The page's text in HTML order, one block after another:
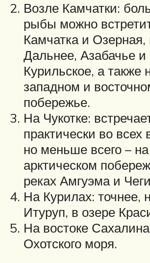
Возле Камчатки:
рыбы можно
Камчатка и Озерная,
Дальнее, Азабачье и
Курильское, а также
западном и
побережье.
На Чукотке:
практически во всех
но меньше всего – на
арктическом
реках Амгуэма и
На Курилах: точнее,
Итуруп, в озере
На востоке
Охотского моря.